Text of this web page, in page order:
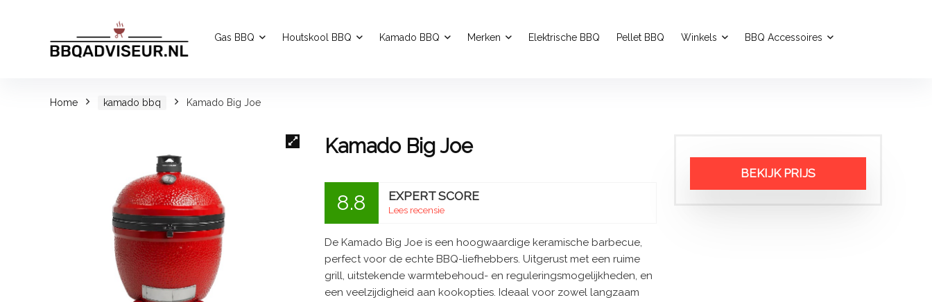
Gas BBQ Houtskool BBQ Kamado BBQ Merken Elektrische BBQ Pellet BBQ Winkels BBQ Accessoires
Home kamado bbq Kamado Big Joe
Kamado Big Joe
8.8 EXPERT SCORE
Lees recensie
De Kamado Big Joe is een hoogwaardige keramische barbecue,
perfect voor de echte BBQ-liefhebbers. Uitgerust met een ruime
grill, uitstekende warmtebehoud- en reguleringsmogelijkheden, en
een veelzijdigheid aan kookopties. Ideaal voor zowel langzaam
BEKIJK PRIJS